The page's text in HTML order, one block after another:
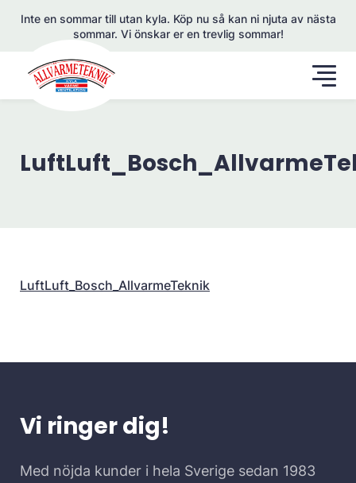
Inte en sommar till utan kyla. Köp nu så kan ni njuta av nästa
sommar. Vi önskar er en trevlig sommar!
LuftLuft_Bosch_AllvarmeTeknik
Vi ringer dig!
Med nöjda kunder i hela Sverige sedan 1983